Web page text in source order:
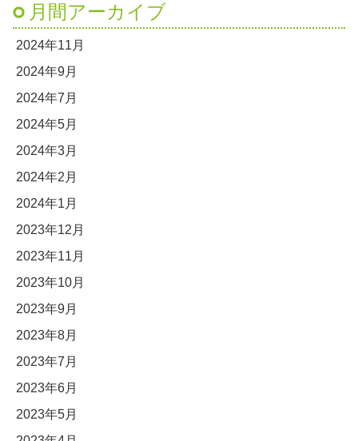
月間アーカイブ
2024年11月
2024年9月
2024年7月
2024年5月
2024年3月
2024年2月
2024年1月
2023年12月
2023年11月
2023年10月
2023年9月
2023年8月
2023年7月
2023年6月
2023年5月